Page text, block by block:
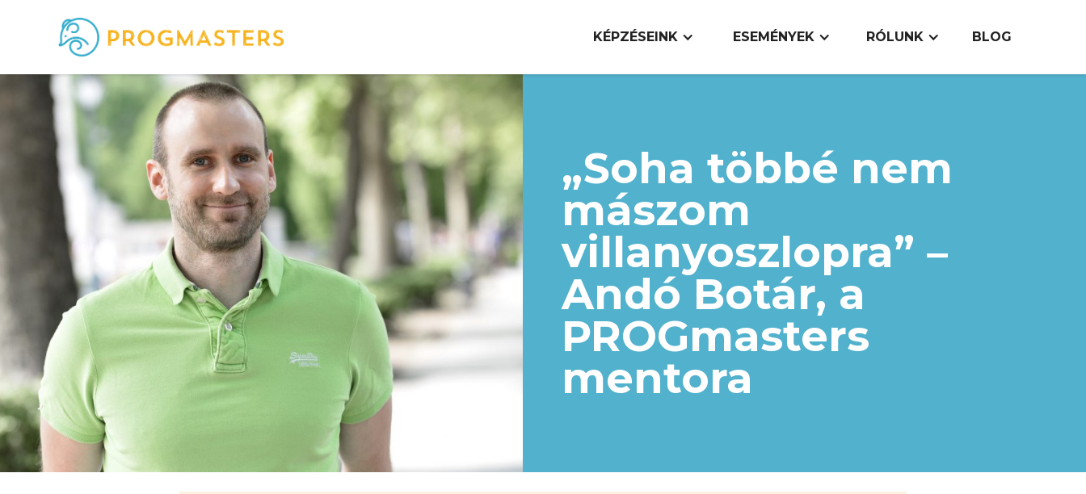
KÉPZÉSEINK ESEMÉNYEK RÓLUNK BLOG
„Soha többé nem
mászom
villanyoszlopra” –
Andó Botár, a
PROGmasters
mentora